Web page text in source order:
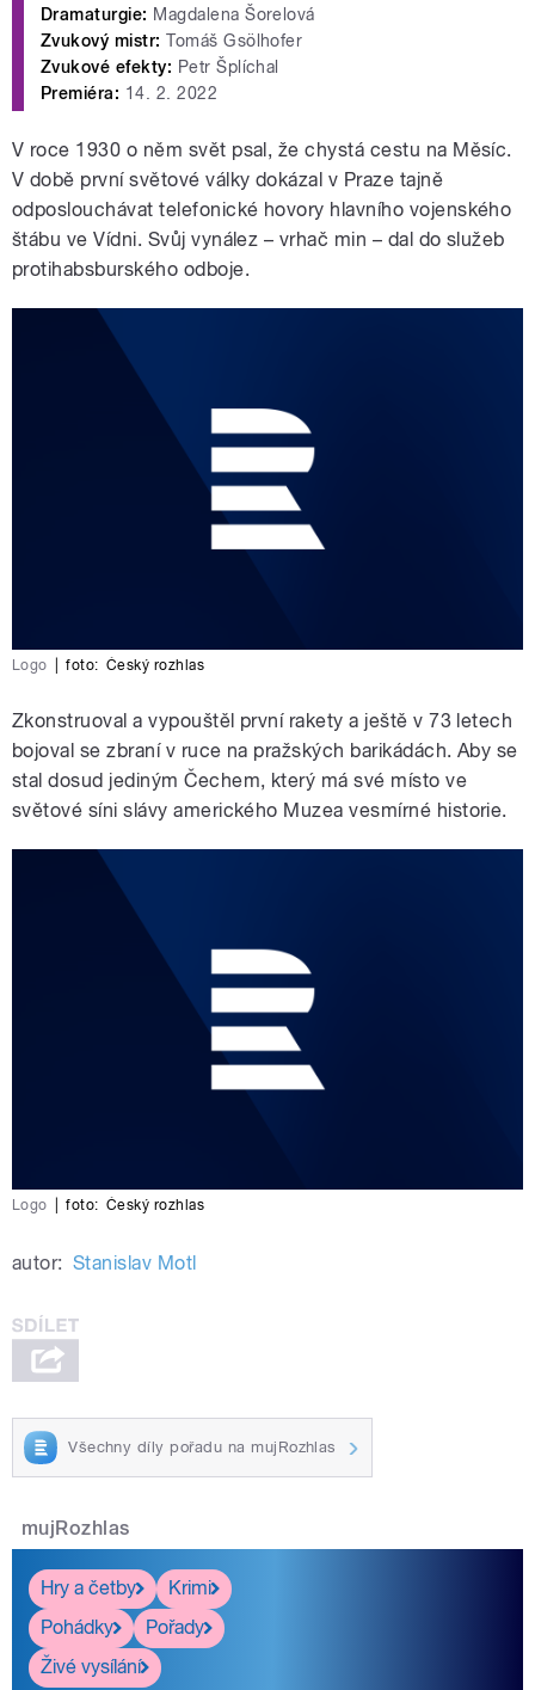
Dramaturgie: Magdalena Šorelová
Zvukový mistr: Tomáš Gsölhofer
Zvukové efekty: Petr Šplíchal
Premiéra: 14. 2. 2022
V roce 1930 o něm svět psal, že chystá cestu na Měsíc.
V době první světové války dokázal v Praze tajně
odposlouchávat telefonické hovory hlavního vojenského
štábu ve Vídni. Svůj vynález – vrhač min – dal do služeb
protihabsburského odboje.
Logo foto: Český rozhlas
Zkonstruoval a vypouštěl první rakety a ještě v 73 letech
bojoval se zbraní v ruce na pražských barikádách. Aby se
stal dosud jediným Čechem, který má své místo ve
světové síni slávy amerického Muzea vesmírné historie.
Logo foto: Český rozhlas
autor: Stanislav Motl
Všechny díly pořadu na mujRozhlas
mujRozhlas
Hry a četby
Krimi
Pohádky
Pořady
Živé vysílání